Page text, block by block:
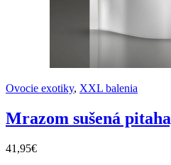
Ovocie exotiky, XXL balenia
Mrazom sušená
41,95€